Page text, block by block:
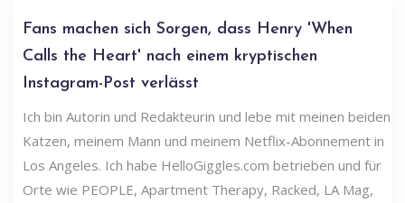
Fans machen sich Sorgen, dass Henry 'When
Calls the Heart' nach einem kryptischen
Instagram-Post verlässt
Ich bin Autorin und Redakteurin und lebe mit meinen beiden
Katzen, meinem Mann und meinem Netflix-Abonnement in
Los Angeles. Ich habe HelloGiggles.com betrieben und für
Orte wie PEOPLE, Apartment Therapy, Racked, LA Mag,